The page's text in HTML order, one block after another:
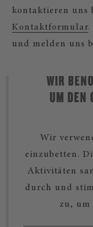
kontaktieren uns
Kontaktformular
und melden uns
WIR
UM DEN
Wir
einzubetten.
Aktivitäten
durch und
zu, um